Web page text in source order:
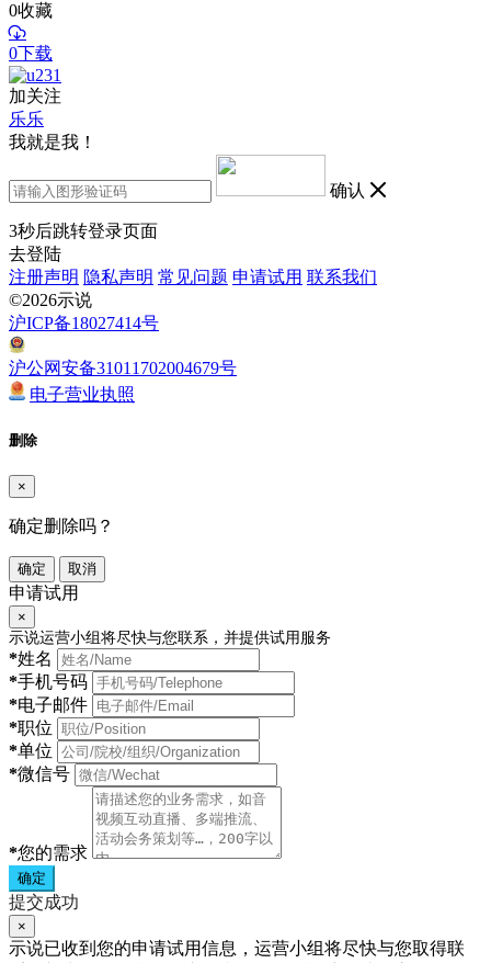
0收藏
0下载
加关注
乐乐
我就是我！
确认
3秒后跳转登录页面
去登陆
注册声明 隐私声明 常见问题 申请试用 联系我们
©2026示说
沪ICP备18027414号
沪公网安备31011702004679号
电子营业执照
删除
×
确定删除吗？
确定 取消
申请试用
×
示说运营小组将尽快与您联系，并提供试用服务
*姓名
*手机号码
*电子邮件
*职位
*单位
*微信号
*您的需求
确定
提交成功
×
示说已收到您的申请试用信息，运营小组将尽快与您取得联